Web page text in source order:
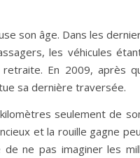
son âge. Dans les
les véhicules
retraite. En 2009, après
sa dernière traversée.
seulement de
et la rouille gagne
ne pas imaginer les